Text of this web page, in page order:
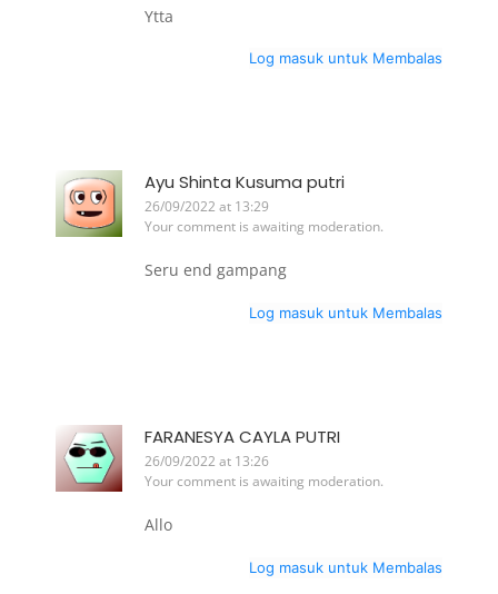
Ytta
Log masuk untuk Membalas
Ayu Shinta Kusuma putri
26/09/2022 at 13:29
Your comment is awaiting moderation.
Seru end gampang
Log masuk untuk Membalas
FARANESYA CAYLA PUTRI
26/09/2022 at 13:26
Your comment is awaiting moderation.
Allo
Log masuk untuk Membalas